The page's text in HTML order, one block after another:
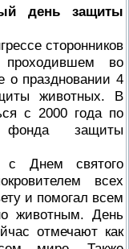
день защиты
сторонников
во
о праздновании 4
животных. В
с 2000 года по
фонда защиты
с Днем святого
всех
и помогал всем
животным. День
отмечают как